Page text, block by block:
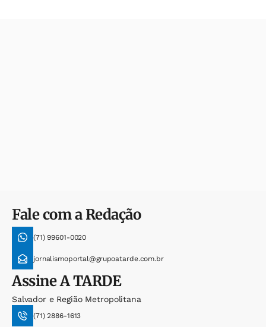
Fale com a Redação
(71) 99601-0020
jornalismoportal@grupoatarde.com.br
AssineA TARDE
Salvador e Região Metropolitana
(71) 2886-1613